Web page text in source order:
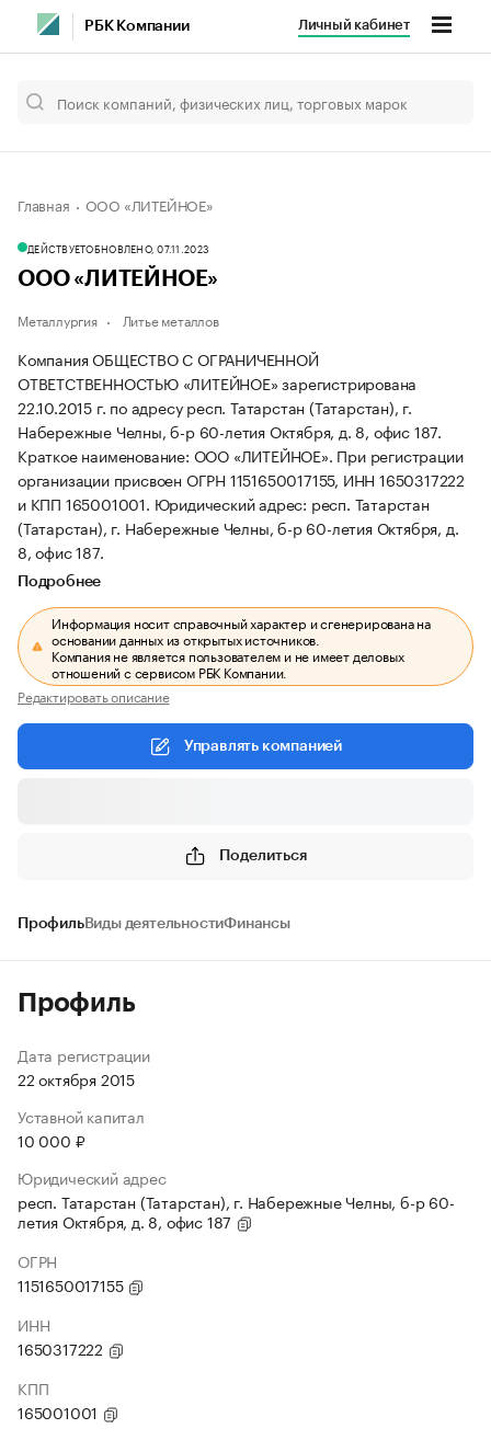
РБК Компании Личный кабинет
Главная ООО «ЛИТЕЙНОЕ»
ДЕЙСТВУЕТОБНОВЛЕНО, 07.11.2023
ООО «ЛИТЕЙНОЕ»
Металлургия Литье металлов
Компания ОБЩЕСТВО С ОГРАНИЧЕННОЙ
ОТВЕТСТВЕННОСТЬЮ «ЛИТЕЙНОЕ» зарегистрирована
22.10.2015 г. по адресу респ. Татарстан (Татарстан), г.
Набережные Челны, б-р 60-летия Октября, д. 8, офис 187.
Краткое наименование: ООО «ЛИТЕЙНОЕ». При регистрации
организации присвоен ОГРН 1151650017155, ИНН 1650317222
и КПП 165001001. Юридический адрес: респ. Татарстан
(Татарстан), г. Набережные Челны, б-р 60-летия Октября, д.
8, офис 187.
Подробнее
Информация носит справочный характер и сгенерирована на
основании данных из открытых источников.
Компания не является пользователем и не имеет деловых
отношений с сервисом РБК Компании.
Редактировать описание
Управлять компанией
Поделиться
ПрофильВиды деятельностиФинансы
Профиль
Дата регистрации
22 октября 2015
Уставной капитал
10 000 ₽
Юридический адрес
респ. Татарстан (Татарстан), г. Набережные Челны, б-р 60-
летия Октября, д. 8, офис 187
ОГРН
1151650017155
ИНН
1650317222
КПП
165001001